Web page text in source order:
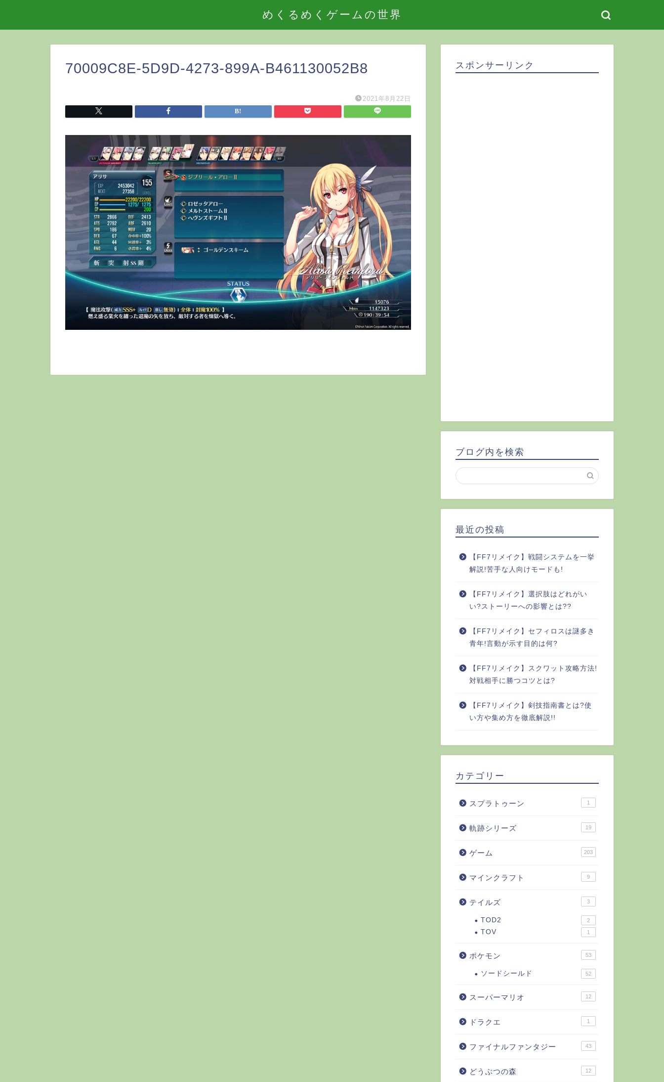
めくるめくゲームの世界
70009C8E-5D9D-4273-899A-B461130052B8
2021年8月22日
スポンサーリンク
ブログ内を検索
最近の投稿
【FF7リメイク】戦闘システムを一挙
解説!苦手な人向けモードも!
【FF7リメイク】選択肢はどれがい
い?ストーリーへの影響とは??
【FF7リメイク】セフィロスは謎多き
青年!言動が示す目的は何?
【FF7リメイク】スクワット攻略方法!
対戦相手に勝つコツとは?
【FF7リメイク】剣技指南書とは?使
い方や集め方を徹底解説!!
カテゴリー
スプラトゥーン 1
軌跡シリーズ 19
ゲーム 203
マインクラフト 9
テイルズ 3
TOD2 2
TOV 1
ポケモン 53
ソードシールド 52
スーパーマリオ 12
ドラクエ 1
ファイナルファンタジー 43
どうぶつの森 12